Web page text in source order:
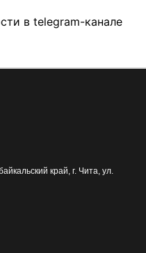
в telegram-канале
край, г. Чита, ул.